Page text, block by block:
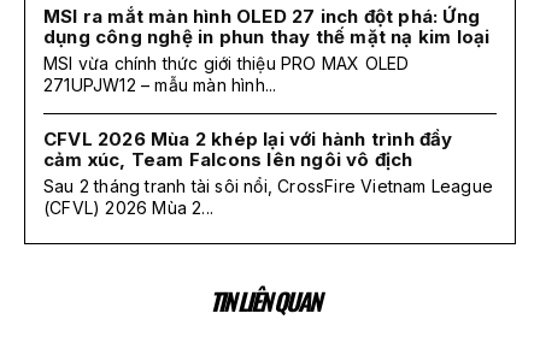
MSI ra mắt màn hình OLED 27 inch đột phá: Ứng
dụng công nghệ in phun thay thế mặt nạ kim loại
MSI vừa chính thức giới thiệu PRO MAX OLED
271UPJW12 – mẫu màn hình...
CFVL 2026 Mùa 2 khép lại với hành trình đầy
cảm xúc, Team Falcons lên ngôi vô địch
Sau 2 tháng tranh tài sôi nổi, CrossFire Vietnam League
(CFVL) 2026 Mùa 2...
TIN LIÊN QUAN